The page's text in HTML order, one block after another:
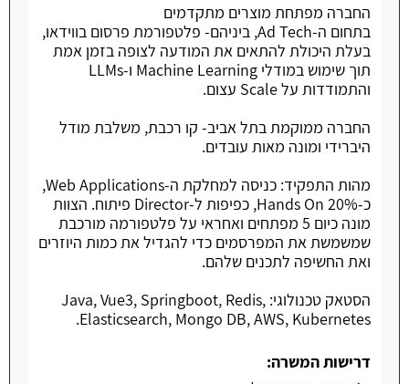
החברה מפתחת מוצרים מתקדמים
בתחום ה-Ad Tech, ביניהם- פלטפורמת פרסום בווידאו,
בעלת היכולת להתאים את המודעה לצופה בזמן אמת
תוך שימוש במודלי Machine Learning ו-LLMs
והתמודדות על Scale עצום.
החברה ממוקמת בתל אביב- קו רכבת, משלבת מודל
היברידי ומונה מאות עובדים.
מהות התפקיד: כניסה למחלקת ה-Web Applications,
כ-20% Hands On, כפיפות ל-Director פיתוח. הצוות
מונה כיום 5 מפתחים ואחראי על פלטפורמה מורכבת
שמשמשת את המפרסמים כדי להגדיל את כמות היוזרים
ואת החשיפה לתכנים שלהם.
הסטאק טכנולוגי: Java, Vue3, Springboot, Redis,
Elasticsearch, Mongo DB, AWS, Kubernetes.
דרישות המשרה: